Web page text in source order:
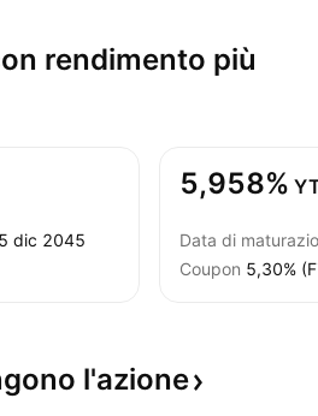
rendimento più
dic 2045
5,958%
Data di
Coupon 5,30%
l'azione